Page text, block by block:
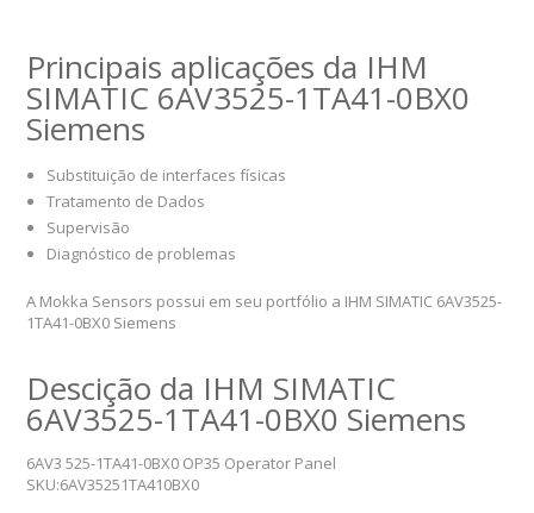
Principais aplicações da IHM
SIMATIC 6AV3525-1TA41-0BX0
Siemens
Substituição de interfaces físicas
Tratamento de Dados
Supervisão
Diagnóstico de problemas
A Mokka Sensors possui em seu portfólio a IHM SIMATIC 6AV3525-
1TA41-0BX0 Siemens
Descição da IHM SIMATIC
6AV3525-1TA41-0BX0 Siemens
6AV3 525-1TA41-0BX0 OP35 Operator Panel
SKU:6AV35251TA410BX0